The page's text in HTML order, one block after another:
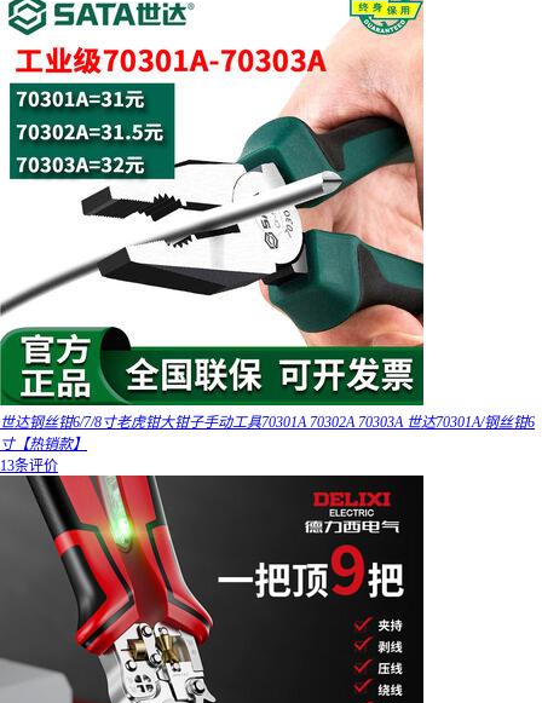
世达钢丝钳6/7/8寸老虎钳大钳子手动工具70301A 70302A 70303A 世达70301A/钢丝钳6
寸【热销款】
13条评价